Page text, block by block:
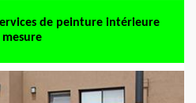
de peinture intérieure